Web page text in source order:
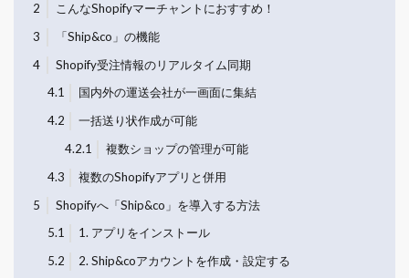
2
こんなShopifyマーチャントにおすすめ！
3
「Ship&co」の機能
4
Shopify受注情報のリアルタイム同期
4.1
国内外の運送会社が一画面に集結
4.2
一括送り状作成が可能
4.2.1
複数ショップの管理が可能
4.3
複数のShopifyアプリと併用
5
Shopifyへ「Ship&co」を導入する方法
5.1
1. アプリをインストール
5.2
2. Ship&coアカウントを作成・設定する